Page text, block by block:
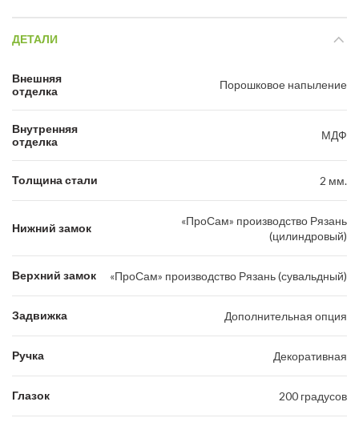
ДЕТАЛИ
Внешняя
отделка
Порошковое напыление
Внутренняя
отделка
МДФ
Толщина стали 2 мм.
Нижний замок
«ПроСам» производство Рязань
(цилиндровый)
Верхний замок «ПроСам» производство Рязань (сувальдный)
Задвижка Дополнительная опция
Ручка Декоративная
Глазок 200 градусов